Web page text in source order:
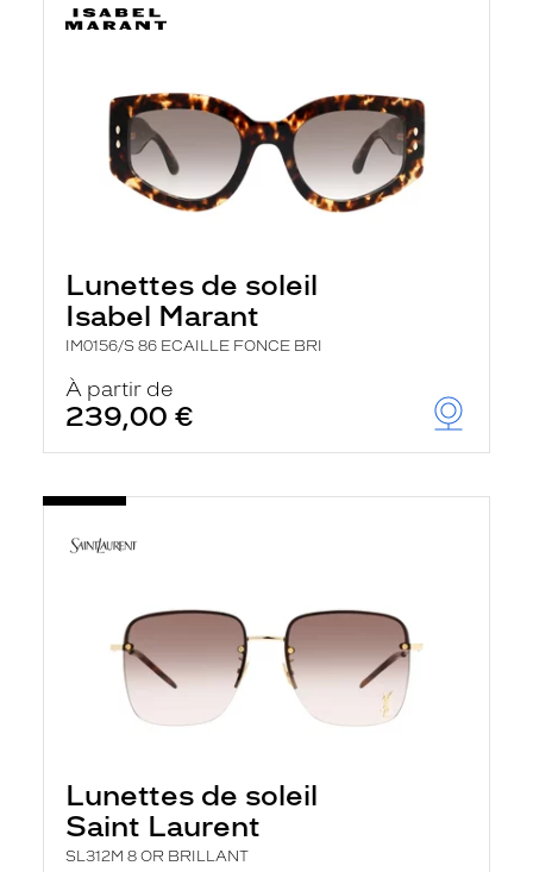
Lunettes de soleil
Isabel Marant
IM0156/S 86 ECAILLE FONCE BRI
À partir de
239,00 €
Lunettes de soleil
Saint Laurent
SL312M 8 OR BRILLANT